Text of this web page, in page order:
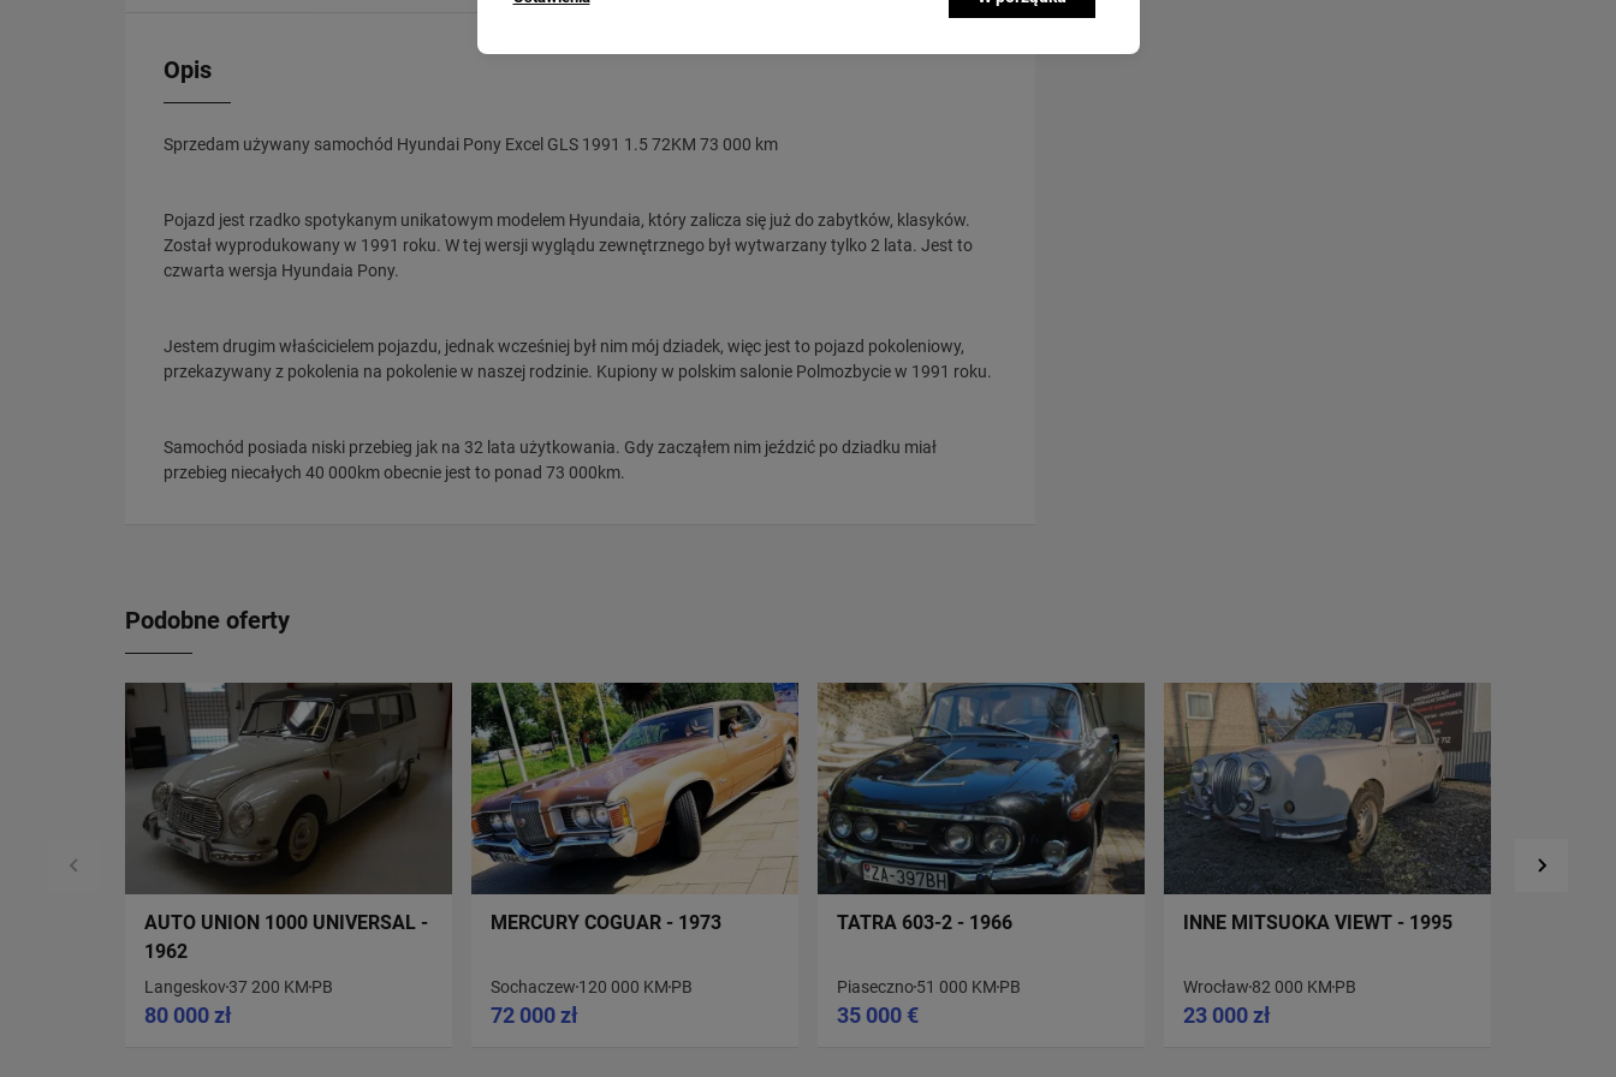
Opis
Sprzedam używany samochód Hyundai Pony Excel GLS 1991 1.5 72KM 73 000 km
Pojazd jest rzadko spotykanym unikatowym modelem Hyundaia, który zalicza się już do zabytków, klasyków.
Został wyprodukowany w 1991 roku. W tej wersji wyglądu zewnętrznego był wytwarzany tylko 2 lata. Jest to
czwarta wersja Hyundaia Pony.
Jestem drugim właścicielem pojazdu, jednak wcześniej był nim mój dziadek, więc jest to pojazd pokoleniowy,
przekazywany z pokolenia na pokolenie w naszej rodzinie. Kupiony w polskim salonie Polmozbycie w 1991 roku.
Samochód posiada niski przebieg jak na 32 lata użytkowania. Gdy zacząłem nim jeździć po dziadku miał
przebieg niecałych 40 000km obecnie jest to ponad 73 000km.
Podobne oferty
AUTO UNION 1000 UNIVERSAL -
1962
Langeskov37 200 KM PB
80 000 zł
MERCURY COGUAR - 1973
Sochaczew 120 000 KM PB
72 000 zł
TATRA 603-2 - 1966
Piaseczno51 000 KM PB
35 000 €
INNE MITSUOKA VIEWT - 1995
Wrocław 82 000 KM PB
23 000 zł